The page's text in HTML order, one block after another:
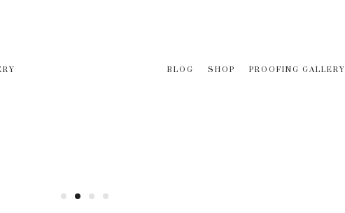
BLOG SHOP PROOFING GALLERY